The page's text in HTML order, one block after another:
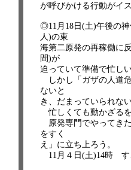
が呼びかける行動がイ
◎11月18日(土)午後の
人)の東
海第二原発の再稼働に
間)が
迫っていて準備で忙し
しかし「ガザの人道
ないと
き、だまっていられな
忙しくても動かざる
原発専門でやってき
をすく
え」に立ち上ろう。
11月４日(土)14時 す